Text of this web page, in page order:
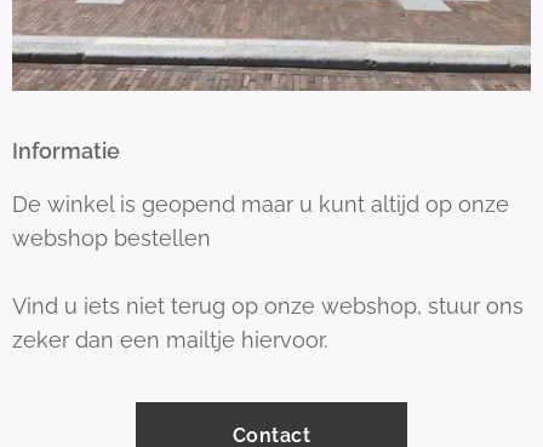
Informatie
De winkel is geopend maar u kunt altijd op onze
webshop bestellen
Vind u iets niet terug op onze webshop, stuur ons
zeker dan een mailtje hiervoor.
Contact